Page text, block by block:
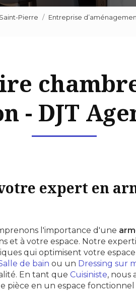
Pierre
Entreprise
- DJT
expert en
l'importance d'une
et à votre espace. Notre
qui optimisent votre
de bain ou un Dressing sur
En tant que Cuisiniste, nous
pièce en un espace